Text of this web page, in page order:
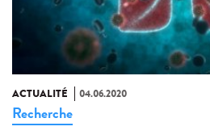
ACTUALITÉ 04.06.2020
Recherche